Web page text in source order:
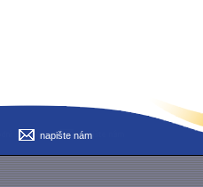
napište nám